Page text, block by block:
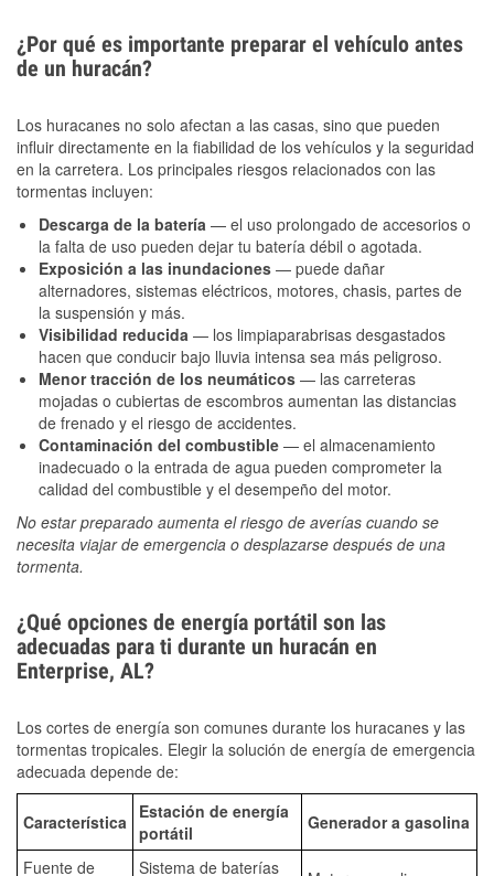
¿Por qué es importante preparar el vehículo antes
de un huracán?
Los huracanes no solo afectan a las casas, sino que pueden
influir directamente en la fiabilidad de los vehículos y la seguridad
en la carretera. Los principales riesgos relacionados con las
tormentas incluyen:
Descarga de la batería — el uso prolongado de accesorios o
la falta de uso pueden dejar tu batería débil o agotada.
Exposición a las inundaciones — puede dañar
alternadores, sistemas eléctricos, motores, chasis, partes de
la suspensión y más.
Visibilidad reducida — los limpiaparabrisas desgastados
hacen que conducir bajo lluvia intensa sea más peligroso.
Menor tracción de los neumáticos — las carreteras
mojadas o cubiertas de escombros aumentan las distancias
de frenado y el riesgo de accidentes.
Contaminación del combustible — el almacenamiento
inadecuado o la entrada de agua pueden comprometer la
calidad del combustible y el desempeño del motor.
No estar preparado aumenta el riesgo de averías cuando se
necesita viajar de emergencia o desplazarse después de una
tormenta.
¿Qué opciones de energía portátil son las
adecuadas para ti durante un huracán en
Enterprise, AL?
Los cortes de energía son comunes durante los huracanes y las
tormentas tropicales. Elegir la solución de energía de emergencia
adecuada depende de:
Característica
Estación de energía
portátil
Generador a gasolina
Fuente de Sistema de baterías